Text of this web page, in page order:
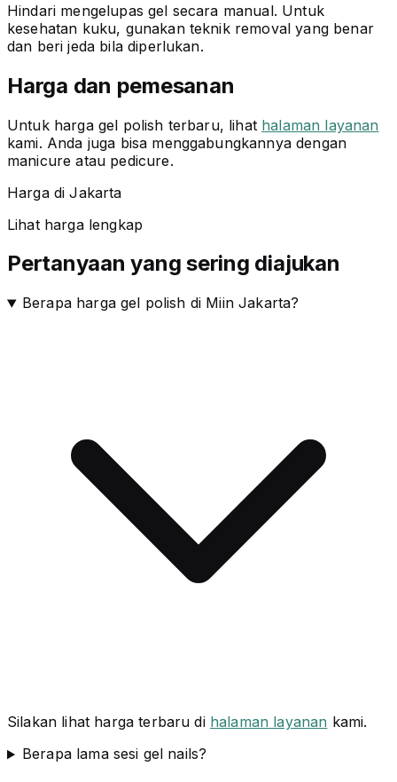
Hindari mengelupas gel secara manual. Untuk
kesehatan kuku, gunakan teknik removal yang benar
dan beri jeda bila diperlukan.
Harga dan pemesanan
Untuk harga gel polish terbaru, lihat halaman layanan
kami. Anda juga bisa menggabungkannya dengan
manicure atau pedicure.
Harga di Jakarta
Lihat harga lengkap
Pertanyaan yang sering diajukan
Berapa harga gel polish di Miin Jakarta?
Silakan lihat harga terbaru di halaman layanan kami.
Berapa lama sesi gel nails?